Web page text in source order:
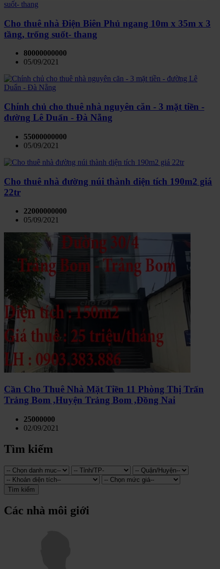
Cho thuê nhà Điện Biên Phủ ngang 10m x 35m x 3
tầng, trống suốt- thang
80000000000
05/09/2021
Chính chủ cho thuê nhà nguyên căn - 3 mặt tiền -
đường Lê Duẩn - Đà Nẵng
55000000000
05/09/2021
Cho thuê nhà đường núi thành diện tích 190m2 giá
22tr
22000000000
05/09/2021
Cần Cho Thuê Nhà Mặt Tiền 11 Phòng Thị Trấn
Trảng Bom ,Huyện Trảng Bom ,Đồng Nai
25000000
02/09/2021
Tìm kiếm
Tìm kiếm
Các nhà môi giới